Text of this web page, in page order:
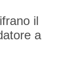
il
a